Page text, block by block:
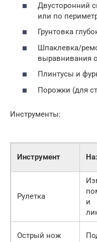
Двусторонний
или по
Грунтовка
Шпаклевка/
выравнивания
Плинтусы и
Порожки (для
Инструменты:
Инструмент
Рулетка
и
Острый нож